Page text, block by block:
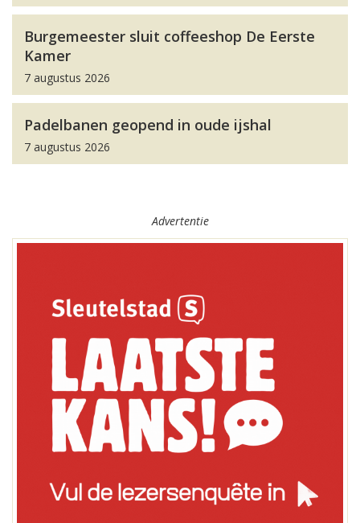
Burgemeester sluit coffeeshop De Eerste
Kamer
7 augustus 2026
Padelbanen geopend in oude ijshal
7 augustus 2026
Advertentie